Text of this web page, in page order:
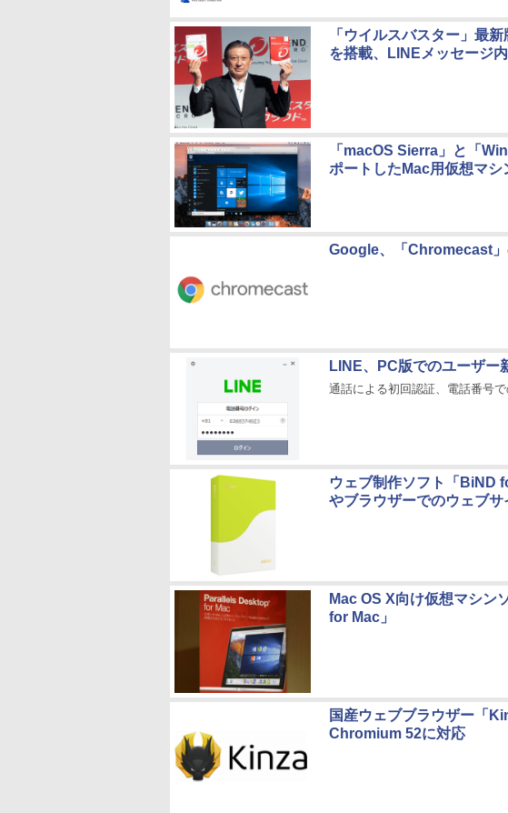
「ウイルスバスター」最
を搭載、LINEメッセージ
「macOS Sierra」と「
ポートしたMac用仮想マシ
Google、「Chromecast
LINE、PC版でのユーザー
通話による初回認証、電話番号
ウェブ制作ソフト「BiND
やブラウザーでのウェブ
Mac OS X向け仮想マシ
for Mac」
国産ウェブブラウザー「
Chromium 52に対応